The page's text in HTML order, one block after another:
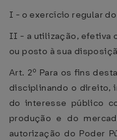
I - o exercício regular
II - a utilização, efetiva
ou posto à sua
Art. 2º Para os fins
disciplinando o direito,
do interesse público
produção e do
autorização do Poder